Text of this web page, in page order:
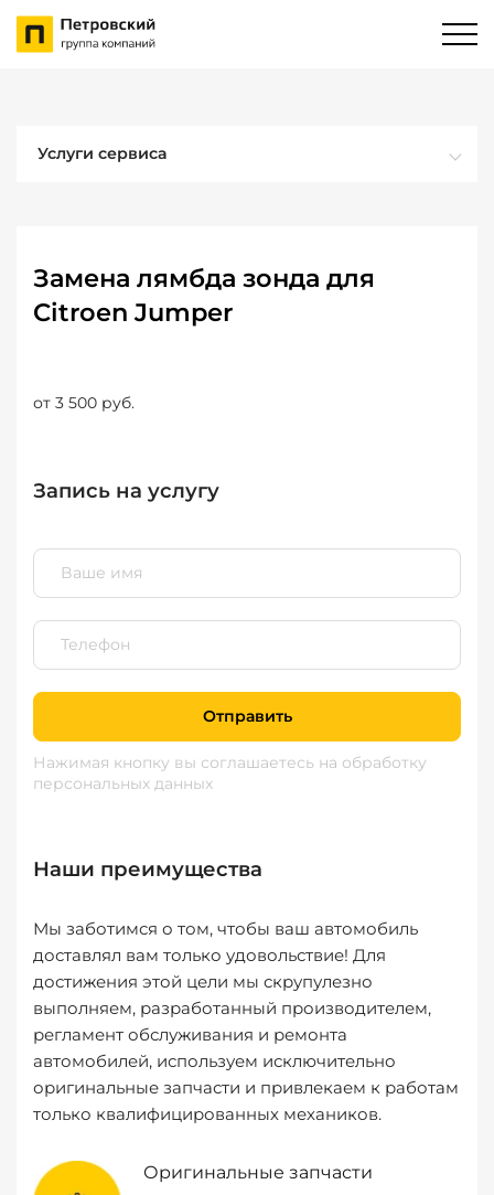
Услуги сервиса
Замена лямбда зонда для
Citroen Jumper
от 3 500 руб.
Запись на услугу
Отправить
Нажимая кнопку вы соглашаетесь на обработку
персональных данных
Наши преимущества
Мы заботимся о том, чтобы ваш автомобиль
доставлял вам только удовольствие! Для
достижения этой цели мы скрупулезно
выполняем, разработанный производителем,
регламент обслуживания и ремонта
автомобилей, используем исключительно
оригинальные запчасти и привлекаем к работам
только квалифицированных механиков.
Оригинальные запчасти